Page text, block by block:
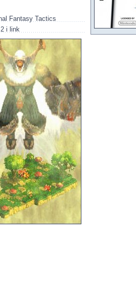
Fantasy Tactics
2 i link